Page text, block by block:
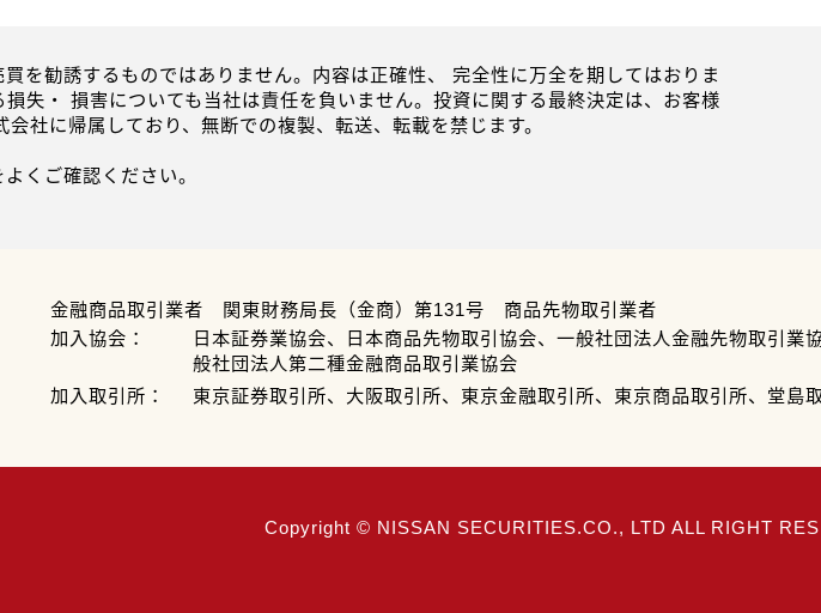
を勧誘するものではありません。内容は正確性、 完全性に万全を期してはおりま
失・ 損害についても当社は責任を負いません。投資に関する最終決定は、お客様
社に帰属しており、無断での複製、転送、転載を禁じます。
よくご確認ください。
金融商品取引業者 関東財務局長（金商）第131号 商品先物取引業者
加入協会：
日本証券業協会、日本商品先物取引協会、一般社団法人金融先物取引業
般社団法人第二種金融商品取引業協会
加入取引所：
東京証券取引所、大阪取引所、東京金融取引所、東京商品取引所、堂島
Copyright © NISSAN SECURITIES.CO., LTD ALL RIGHT